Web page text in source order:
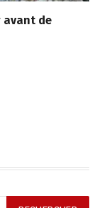
avant de